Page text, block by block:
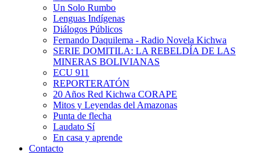
Un Solo Rumbo
Lenguas Indígenas
Diálogos Públicos
Fernando Daquilema - Radio Novela Kichwa
SERIE DOMITILA: LA REBELDÍA DE LAS
MINERAS BOLIVIANAS
ECU 911
REPORTERATÓN
20 Años Red Kichwa CORAPE
Mitos y Leyendas del Amazonas
Punta de flecha
Laudato Sí
En casa y aprende
Contacto